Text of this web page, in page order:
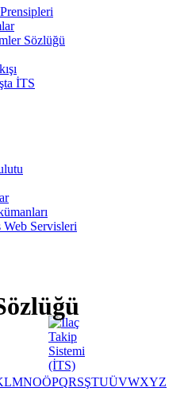
Sözlüğü
İTS
Web Servisleri
LMNOÖPQRSŞTUÜVWXYZ